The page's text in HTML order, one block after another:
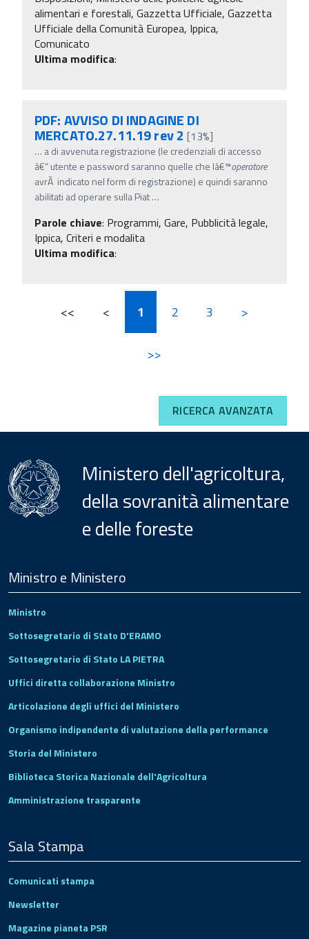
alimentari e forestali, Gazzetta Ufficiale, Gazzetta
Ufficiale della Comunità Europea, Ippica,
Comunicato
Ultima modifica:
PDF: AVVISO DI INDAGINE DI
MERCATO.27.11.19 rev 2 [13%]
… a di avvenuta registrazione (le credenziali di accesso
â€“ utente e password saranno quelle che lâ€™operatore
avrÃ indicato nel form di registrazione) e quindi saranno
abilitati ad operare sulla Piat…
Parole chiave: Programmi, Gare, Pubblicità legale,
Ippica, Criteri e modalita
Ultima modifica:
<< < 1 2 3 >
>>
RICERCA AVANZATA
Ministero dell'agricoltura,
della sovranità alimentare
e delle foreste
Footer
Ministro e Ministero
Ministro
Sottosegretario di Stato D'ERAMO
Sottosegretario di Stato LA PIETRA
Uffici diretta collaborazione Ministro
Articolazione degli uffici del Ministero
Organismo indipendente di valutazione della performance
Storia del Ministero
Biblioteca Storica Nazionale dell'Agricoltura
Amministrazione trasparente
Sala Stampa
Comunicati stampa
Newsletter
Magazine pianeta PSR